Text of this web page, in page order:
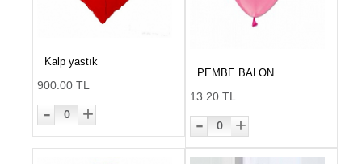
Kalp yastık
900.00 TL
- 0 +
PEMBE BALON
13.20 TL
- 0 +